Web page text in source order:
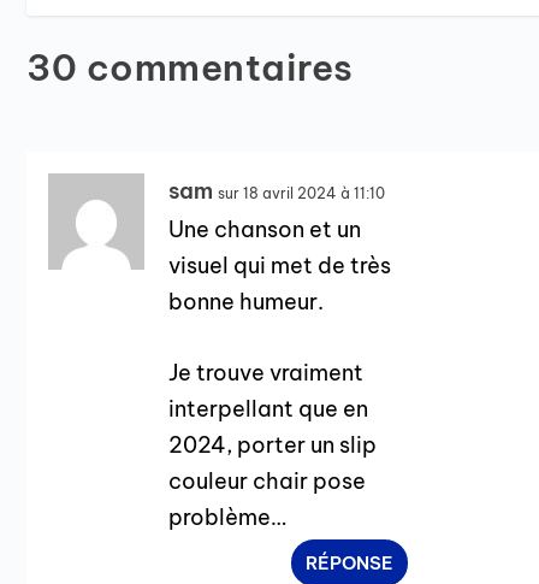
30 commentaires
sam sur 18 avril 2024 à 11:10
Une chanson et un
visuel qui met de très
bonne humeur.
Je trouve vraiment
interpellant que en
2024, porter un slip
couleur chair pose
problème…
RÉPONSE